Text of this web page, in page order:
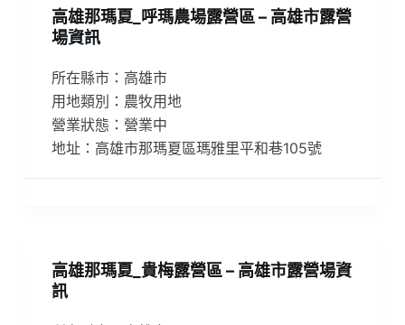
高雄那瑪夏_呼瑪農場露營區 – 高雄市露營
場資訊
所在縣市：高雄市
用地類別：農牧用地
營業狀態：營業中
地址：高雄市那瑪夏區瑪雅里平和巷105號
高雄那瑪夏_貴梅露營區 – 高雄市露營場資
訊